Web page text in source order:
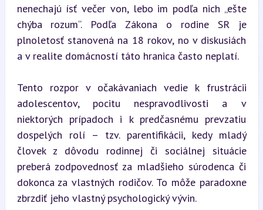
nenechajú ísť večer von, lebo im podľa nich „ešte
chýba rozum“. Podľa Zákona o rodine SR je
plnoletosť stanovená na 18 rokov, no v diskusiách
a v realite domácností táto hranica často neplatí.
Tento rozpor v očakávaniach vedie k frustrácii
adolescentov, pocitu nespravodlivosti a v
niektorých prípadoch i k predčasnému prevzatiu
dospelých rolí – tzv. parentifikácii, kedy mladý
človek z dôvodu rodinnej či sociálnej situácie
preberá zodpovednosť za mladšieho súrodenca či
dokonca za vlastných rodičov. To môže paradoxne
zbrzdiť jeho vlastný psychologický vývin.